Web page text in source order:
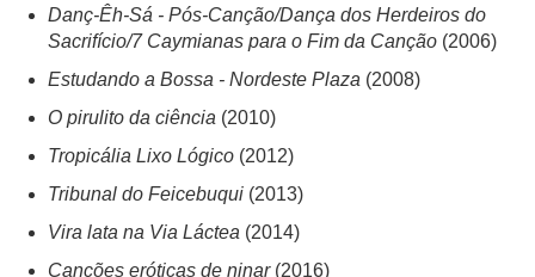
Danç-Êh-Sá - Pós-Canção/Dança dos Herdeiros do
Sacrifício/7 Caymianas para o Fim da Canção (2006)
Estudando a Bossa - Nordeste Plaza (2008)
O pirulito da ciência (2010)
Tropicália Lixo Lógico (2012)
Tribunal do Feicebuqui (2013)
Vira lata na Via Láctea (2014)
Canções eróticas de ninar(2016)